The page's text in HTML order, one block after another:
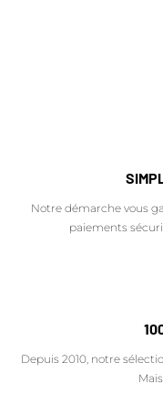
Notre démarche vous
paiements
Depuis 2010, notre